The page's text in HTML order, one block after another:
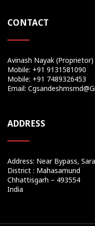
CONTACT
Avinash Nayak (Proprietor)
Mobile: +91 9131581090
Mobile: +91 7489326453
Email:
ADDRESS
Address: Near Bypass,
District : Mahasamund
Chhattisgarh – 493554
India